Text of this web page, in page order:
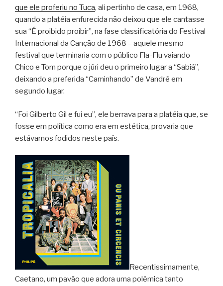
que ele proferiu no Tuca, ali pertinho de casa, em 1968,
quando a platéia enfurecida não deixou que ele cantasse
sua “É proibido proibir”, na fase classificatória do Festival
Internacional da Canção de 1968 – aquele mesmo
festival que terminaria com o público Fla-Flu vaiando
Chico e Tom porque o júri deu o primeiro lugar a “Sabiá”,
deixando a preferida “Caminhando” de Vandré em
segundo lugar.
“Foi Gilberto Gil e fui eu”, ele berrava para a platéia que, se
fosse em política como era em estética, provaria que
estávamos fodidos neste país.
Recentissimamente,
Caetano, um pavão que adora uma polêmica tanto